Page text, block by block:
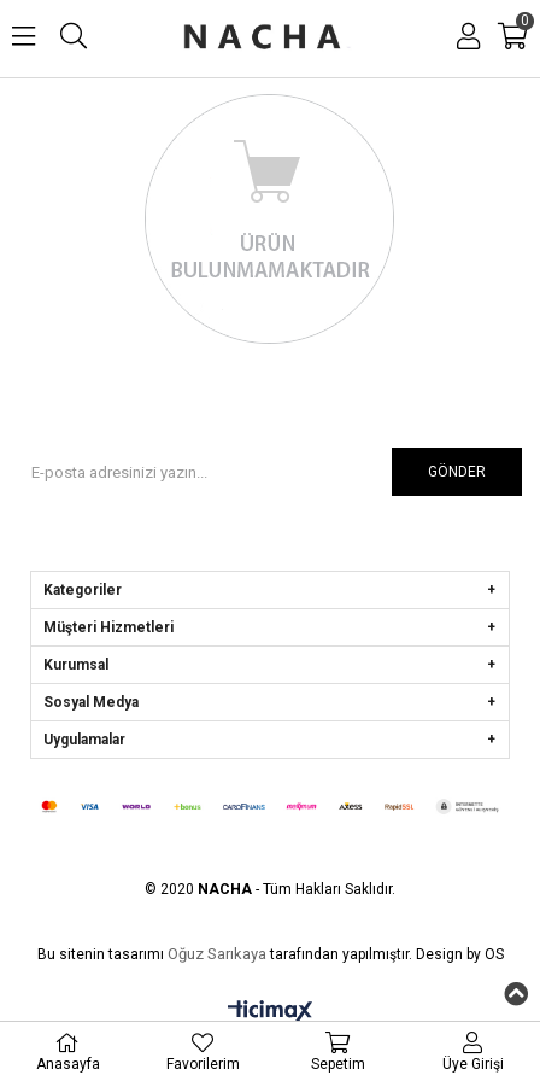
0
GÖNDER
Kategoriler
Müşteri Hizmetleri
Kurumsal
Sosyal Medya
Uygulamalar
© 2020 NACHA - Tüm Hakları Saklıdır.
Bu sitenin tasarımı Oğuz Sarıkaya tarafından yapılmıştır. Design by OS
Anasayfa Favorilerim Sepetim Üye Girişi